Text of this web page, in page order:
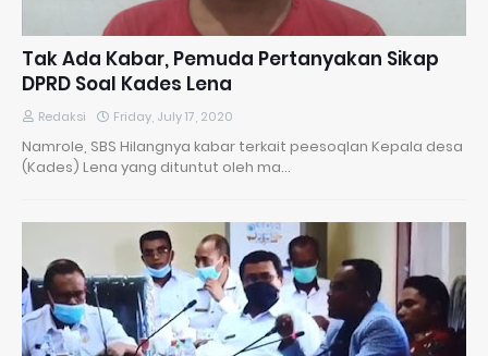
Tak Ada Kabar, Pemuda Pertanyakan Sikap
DPRD Soal Kades Lena
Redaksi Friday, July 17, 2020
Namrole, SBS Hilangnya kabar terkait peesoqlan Kepala desa
(Kades) Lena yang dituntut oleh ma…